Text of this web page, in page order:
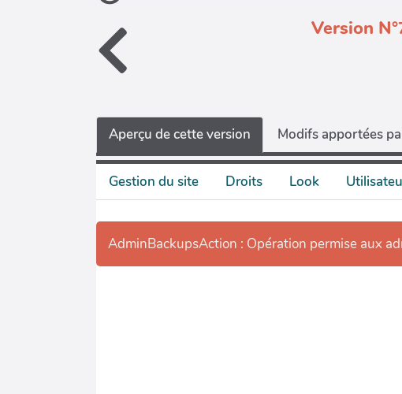
Version
Aperçu de cette version Modifs apportées